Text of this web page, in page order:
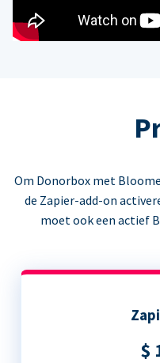
Om Donorbox met
de Zapier-add-on
moet ook een actief
$